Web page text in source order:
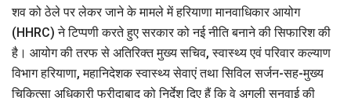
शव को ठेले पर लेकर जाने के मामले में हरियाणा मानवाधिकार आयोग
(HHRC) ने टिप्पणी करते हुए सरकार को नई नीति बनाने की सिफारिश की
है। आयोग की तरफ से अतिरिक्त मुख्य सचिव, स्वास्थ्य एवं परिवार कल्याण
विभाग हरियाणा, महानिदेशक स्वास्थ्य सेवाएं तथा सिविल सर्जन-सह-मुख्य
चिकित्सा अधिकारी फरीदाबाद को निर्देश दिए हैं कि वे अगली सुनवाई की